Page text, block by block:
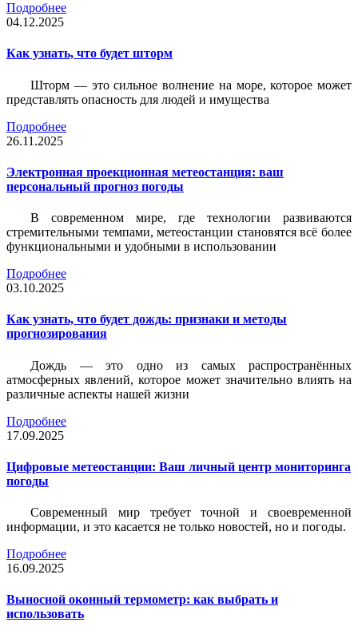
Подробнее
04.12.2025
Как узнать, что будет шторм
Шторм — это сильное волнение на море, которое может
представлять опасность для людей и имущества
Подробнее
26.11.2025
Электронная проекционная метеостанция: ваш
персональный прогноз погоды
В современном мире, где технологии развиваются
стремительными темпами, метеостанции становятся всё более
функциональными и удобными в использовании
Подробнее
03.10.2025
Как узнать, что будет дождь: признаки и методы
прогнозирования
Дождь — это одно из самых распространённых
атмосферных явлений, которое может значительно влиять на
различные аспекты нашей жизни
Подробнее
17.09.2025
Цифровые метеостанции: Ваш личный центр мониторинга
погоды
Современный мир требует точной и своевременной
информации, и это касается не только новостей, но и погоды.
Подробнее
16.09.2025
Выносной оконный термометр: как выбрать и
использовать